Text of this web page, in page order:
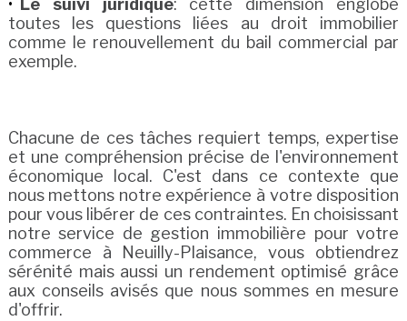
Le suivi juridique: cette dimension englobe
toutes les questions liées au droit immobilier
comme le renouvellement du bail commercial par
exemple.
Chacune de ces tâches requiert temps, expertise
et une compréhension précise de l'environnement
économique local. C'est dans ce contexte que
nous mettons notre expérience à votre disposition
pour vous libérer de ces contraintes. En choisissant
notre service de gestion immobilière pour votre
commerce à Neuilly-Plaisance, vous obtiendrez
sérénité mais aussi un rendement optimisé grâce
aux conseils avisés que nous sommes en mesure
d'offrir.